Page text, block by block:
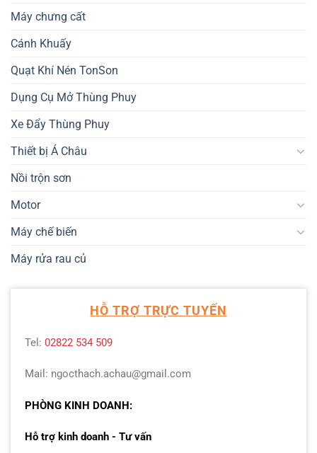
Máy chưng cất
Cánh Khuấy
Quạt Khí Nén TonSon
Dụng Cụ Mở Thùng Phuy
Xe Đẩy Thùng Phuy
Thiết bị Á Châu
Nồi trộn sơn
Motor
Máy chế biến
Máy rửa rau củ
HỖ TRỢ TRỰC TUYẾN
Tel: 02822 534 509
Mail: ngocthach.achau@gmail.com
PHÒNG KINH DOANH:
Hỗ trợ kinh doanh - Tư vấn